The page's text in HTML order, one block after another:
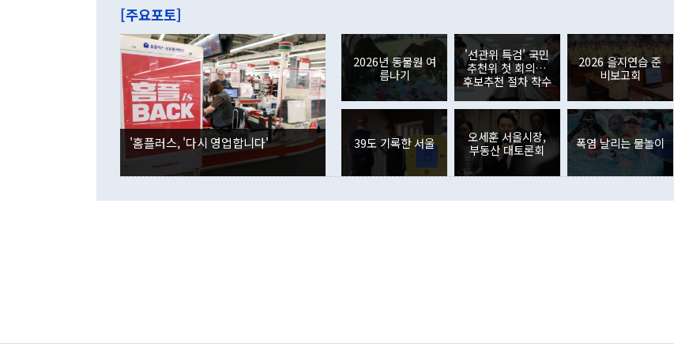
이 9월 러시아 블라디보스토크에서 열리는 '동방경제포럼(EEF)'을 언급하
며 "정부 차원에서 (참석을) 검토하고 있다"고 발언한 데 대해서도 조 장관
은 "그것은 외교부의 몫"이라며 "아직 거기까지 진도가 나가지 않았다"고
잘랐다. 정 장관이 이날 소개한 대북 구상과 설명은 정부 내 조율을 거치지
않았다는 점에서 문제가 있다. 특히 주적 표현 대체와 국호 사용, 9·19 군
사합의 복원, 4자회담 추진 등은 통일부 장관이 결정할 사안이 아니어서 월
권이라는 지적이 나오고 있다. 이 대통령은 정 장관의 업무보고를 듣고 난
뒤 "여기 업무보고에 발표했다고 승인난 건 아니다"라고 재차 확인했다. 정
부의 한 소식통은 "정 장관의 발언 내용은 대부분 국가안전보장회의(NSC)
를 거쳐 결정된 사안이 아닌 정 장관의 개인적 생각에 가깝다"며 "안보 관
련 부처 장관이 정부의 공식 정책이 아닌 사안을 추진하겠다고 업무보고를
하고 대통령의 면전에서 '국군통수권자가 나서야 한다'고 주장한 것은 심각
이나 미국은 북한에 선비핵화를 공식적으로 요구한 적이 없기 때문이다. 지
였던 올해 3월(369억9000만달러)을 넘어선 것이다. 직접투자에서는 내국
인의 해외투자가 80억1000만달러, 외국인의 국내투자가 46억3000만달러
각각 증가했다. 증권투자에서는 외국인의 국내 주식 매도세가 이어졌다. 외
국인의 국내 주식 투자는 차익실현 매도 등의 영향으로 316억1000만달러
감소하며 전월(-310억5000만달러)에 이어 역대 최대 순매도 기록을 다시
경신했다. 외국인의 국내 채권투자는 세계국채지수(WGBI) 자금 유입에도
분기 말 만기도래 영향으로 증가 폭이 줄어든 52억9000만달러를 기록했
다. 내국인의 해외 증권투자는 주식을 중심으로 35억6000만달러 증가했
다. eoyn2@newspim.com
[주요포토]
'홈플러스, '다시 영업합니다'
2026년 동물원 여
름나기
'선관위 특검' 국민
추천위 첫 회의…
후보추천 절차 착수
2026 을지연습 준
비보고회
39도 기록한 서울
오세훈 서울시장,
부동산 대토론회
폭염 날리는 물놀이